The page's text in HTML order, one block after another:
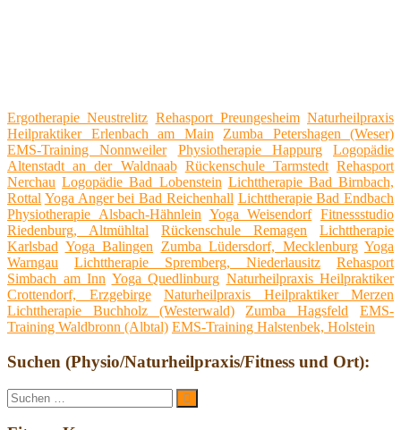
Ergotherapie Neustrelitz Rehasport Preungesheim Naturheilpraxis
Heilpraktiker Erlenbach am Main
Zumba Petershagen (Weser)
EMS-Training Nonnweiler
Physiotherapie Happurg
Logopädie
Altenstadt an der Waldnaab Rückenschule Tarmstedt Rehasport
Nerchau Logopädie Bad Lobenstein Lichttherapie Bad Birnbach,
Rottal Yoga Anger bei Bad Reichenhall Lichttherapie Bad Endbach
Physiotherapie Alsbach-Hähnlein Yoga Weisendorf Fitnessstudio
Riedenburg, Altmühltal
Rückenschule Remagen
Lichttherapie
Karlsbad Yoga Balingen Zumba Lüdersdorf, Mecklenburg Yoga
Warngau
Lichttherapie Spremberg, Niederlausitz
Rehasport
Simbach am Inn Yoga Quedlinburg Naturheilpraxis Heilpraktiker
Crottendorf, Erzgebirge
Naturheilpraxis Heilpraktiker Merzen
Lichttherapie Buchholz (Westerwald)
Zumba Hagsfeld
EMS-
Training Waldbronn (Albtal) EMS-Training Halstenbek, Holstein
Suchen (Physio/Naturheilpraxis/Fitness und Ort):
Suche
nach:
Suchen